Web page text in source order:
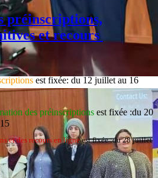
préinscriptions,
et recours
est fixée: du 12 juillet au 16
des préinscriptions est fixée :du 20
et des recours en ligneest fixée :du 28 juillet